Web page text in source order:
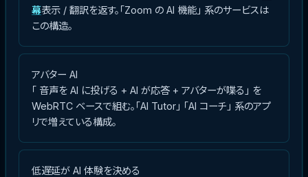
幕表示 / 翻訳を返す。「Zoom の AI 機能」 系のサービスは
この構造。
アバター AI
「 音声を AI に投げる + AI が応答 + アバターが喋る」 を
WebRTC ベースで組む。「AI Tutor」 「AI コーチ」 系のアプ
リで増えている構成。
低遅延が AI 体験を決める